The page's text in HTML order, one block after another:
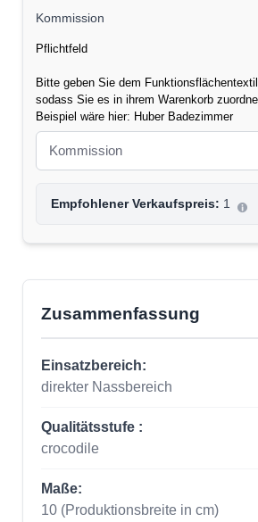
Kommission
Pflichtfeld
Bitte geben Sie dem
sodass Sie es in ihrem Warenkorb
Beispiel wäre hier: Huber Badezimmer
Empfohlener Verkaufspreis: 1
Zusammenfassung
Einsatzbereich:
direkter Nassbereich
Qualitätsstufe :
crocodile
Maße:
10 (Produktionsbreite in cm)